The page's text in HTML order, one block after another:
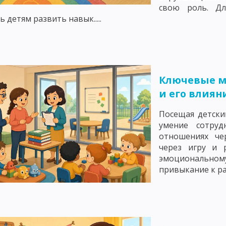
РАССКАЗ СЛОВЕСНЫЕ МЕТОДЫ ОБУЧЕНИЯ: МЕТОД
РАБОТЫ, ИНСТРУКТАЖ
РАБОТА УЧАЩИХСЯ ПОНЯТИЕ О МЕТОДАХ
ИГРОВЫЕ МЕТОДЫ ОБУЧЕНИЯ. ДЕЛОВЫЕ ИГРЫ
СИТУАЦИИ РЕШЕНИЕ СИТУАЦИОННЫХ ЗАДАЧ – МЕТОД
МЕТОД КОНФЛИКТОВ, МЕТОД «ЛАБИРИНТА ДЕЙСТВИЙ»,
В ОБУЧЕНИИ ЛЕКЦИОННЫЙ МЕТОД ОБУЧЕНИЯ
ОБУЧЕНИЯ
свою роль.
детям развить навык.....
Ключевые
и его
Посещая
умение
отношениях
через игру и
привыкание к